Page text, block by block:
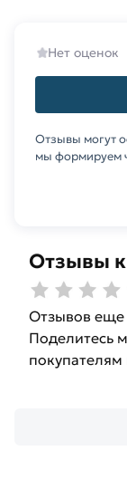
Отзывы
Отзывов еще
Поделитесь
Нет оценок
Отзывы могут
мы формируем